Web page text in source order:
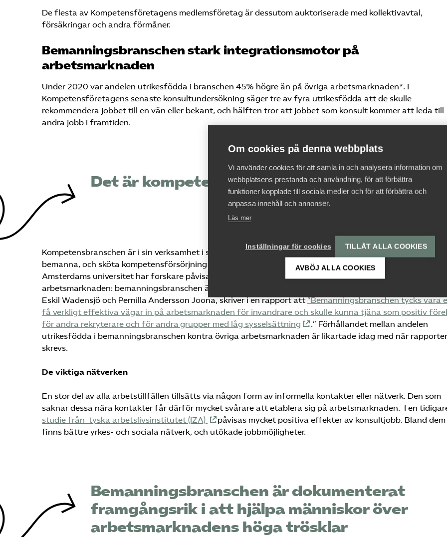
De flesta av Kompetensföretagens medlemsföretag är dessutom auktoriserade med kollektivavtal,
försäkringar och andra förmåner.
Bemanningsbranschen stark integrationsmotor på
arbetsmarknaden
Under 2020 var andelen utrikesfödda i branschen 45% högre än på övriga arbetsmarknaden*. I
Kompetensföretagens senaste konsultundersökning säger tre av fyra utrikesfödda att de skulle
rekommendera jobbet till en vän eller bekant, och hälften tror att jobbet som konsult kommer att leda till
andra jobb i framtiden.
Det är kompetens och potential som räknas
Kompetensbranschen är i sin verksamhet i ständig kontakt med arbetsgivare och arbetstagare. Att
bemanna, och sköta kompetensförsörjning är expertisen och erbjudandet – det är uppgiften. I en studie
Amsterdams universitet har forskare påvisat orsakssamband mellan bemanningsbranschen och vägen
arbetsmarknaden: bemanningsbranschen är en språngbräda till andra anställningar. Två svenska
Eskil Wadensjö och Pernilla Andersson Joona, skriver i en rapport att”Bemanningsbranschen tycks vara
få verkligt effektiva vägar in på arbetsmarknaden för invandrare och skulle kunna tjäna som positiv
för andra rekryterare och för andra grupper med låg sysselsättning
.” Förhållandet mellan andelen
utrikesfödda i bemanningsbranschen kontra övriga arbetsmarknaden är likartade idag med när
skrevs.
De viktiga nätverken
En stor del av alla arbetstillfällen tillsätts via någon form av informella kontakter eller nätverk. Den som
saknar dessa nära kontakter får därför mycket svårare att etablera sig på arbetsmarknaden. I en
studie från tyska arbetslivsinstitutet (IZA)
påvisas mycket positiva effekter av konsultjobb. Bland dem
finns bättre yrkes- och sociala nätverk, och utökade jobbmöjligheter.
Bemanningsbranschen är dokumenterat
framgångsrik i att hjälpa människor över
arbetsmarknadens höga trösklar
Om cookies på denna webbplats
Vi använder cookies för att samla in och analysera information om
webbplatsens prestanda och användning, för att förbättra
funktioner kopplade till sociala medier och för att förbättra och
anpassa innehåll och annonser.
Läs mer
Inställningar för cookies TILLÅT ALLA COOKIES
AVBÖJ ALLA COOKIES